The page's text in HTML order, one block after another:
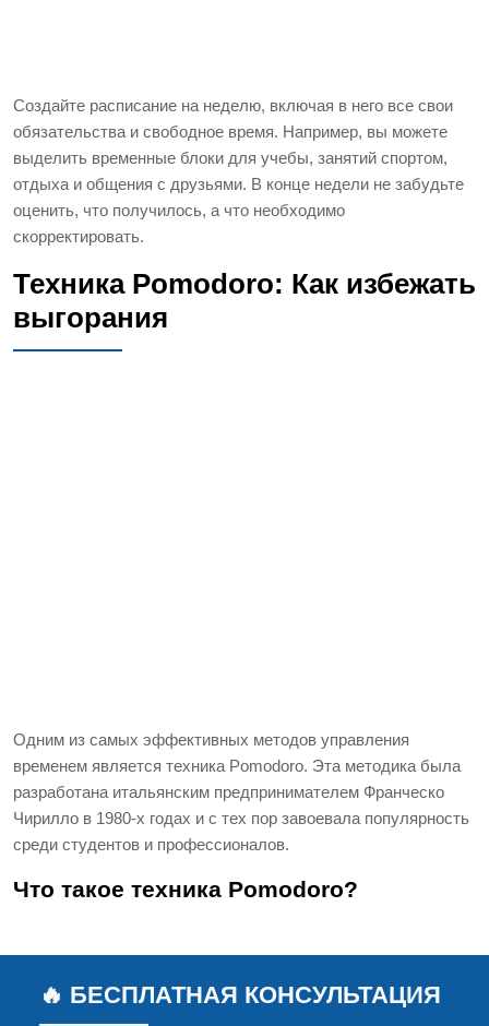
Создайте расписание на неделю, включая в него все свои
обязательства и свободное время. Например, вы можете
выделить временные блоки для учебы, занятий спортом,
отдыха и общения с друзьями. В конце недели не забудьте
оценить, что получилось, а что необходимо
скорректировать.
Техника Pomodoro: Как избежать
выгорания
Одним из самых эффективных методов управления
временем является техника Pomodoro. Эта методика была
разработана итальянским предпринимателем Франческо
Чирилло в 1980-х годах и с тех пор завоевала популярность
среди студентов и профессионалов.
Что такое техника Pomodoro?
🔥 БЕСПЛАТНАЯ КОНСУЛЬТАЦИЯ